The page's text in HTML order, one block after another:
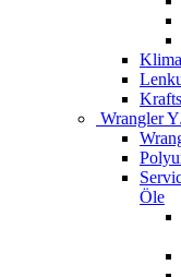
Wrangler
Öle